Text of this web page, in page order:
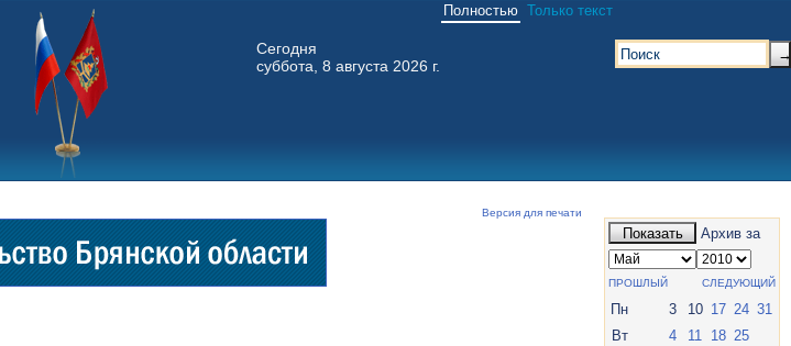
Полностью Только текст
Сегодня
суббота, 8 августа 2026 г.
→
Версия для печати
Показать Архив за
ПРОШЛЫЙ СЛЕДУЮЩИЙ
Пн 3 10 17 24 31
Вт
4 11 18 25